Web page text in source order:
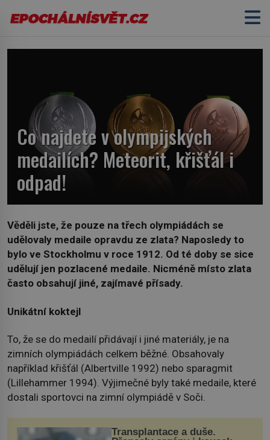
Co najdete v olympijských
medailích? Meteorit, křišťál i
odpad!
Věděli jste, že pouze na třech olympiádách se
udělovaly medaile opravdu ze zlata? Naposledy to
bylo ve Stockholmu v roce 1912. Od té doby se sice
udělují jen pozlacené medaile. Nicméně místo zlata
často obsahují jiné, zajímavé přísady.
Unikátní koktejl
To, že se do medailí přidávají i jiné materiály, je na
zimních olympiádách celkem běžné. Obsahovaly
například křišťál (Albertville 1992) nebo sparagmit
(Lillehammer 1994). Výjimečné byly také medaile, které
dostali sportovci na zimní olympiádě v Soči.
Transplantace a duše.